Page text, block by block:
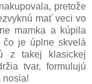
pretože
mať veci vo
mamka a kúpila
je úplne skvelá
z takej klasickej
tvar, formulujú
nosia!